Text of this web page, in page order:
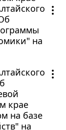
на
крае
на базе
на